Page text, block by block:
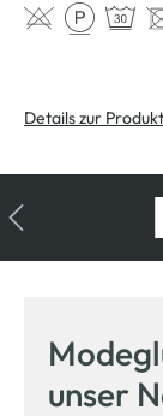
Details zur
unser